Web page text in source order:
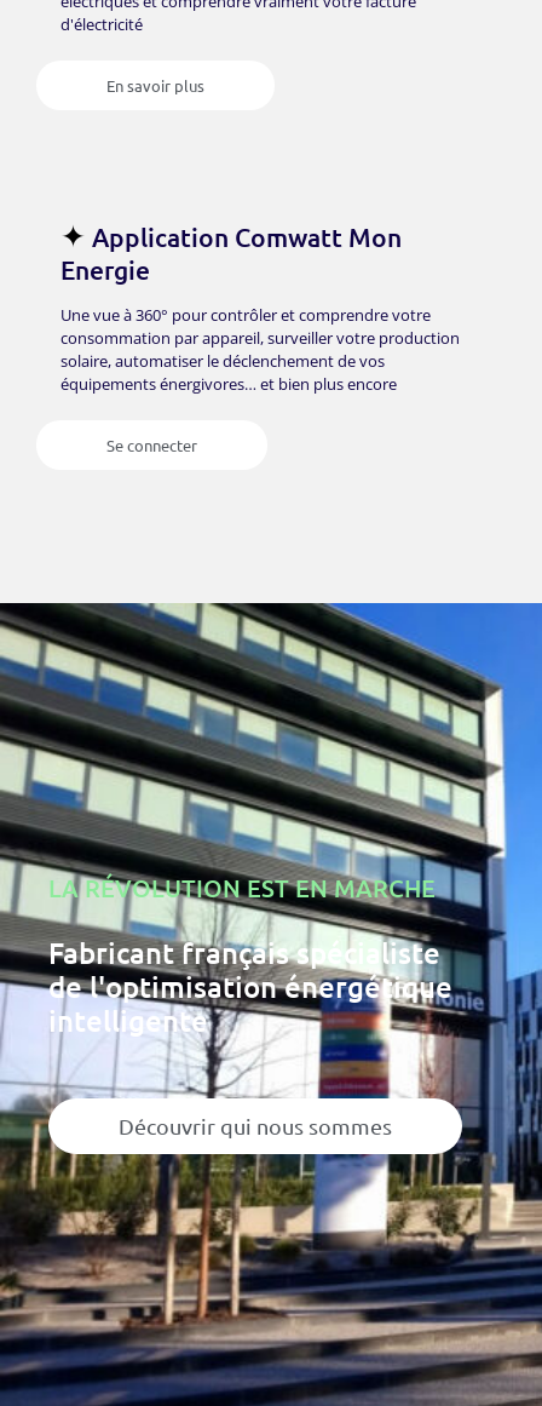
d'électricité
En savoir plus
✦ Application Comwatt Mon
Energie
Une vue à 360° pour contrôler et comprendre votre
consommation par appareil, surveiller votre production
solaire, automatiser le déclenchement de vos
équipements énergivores… et bien plus encore
Se connecter
LA RÉVOLUTION EST EN MARCHE
Fabricant français spécialiste
de l'optimisation énergétique
intelligente
Découvrir qui nous sommes